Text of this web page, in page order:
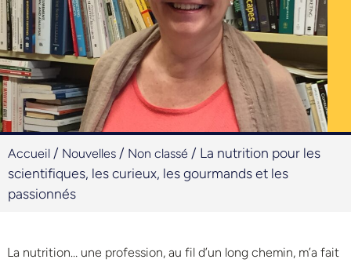
Accueil / Nouvelles / Non classé / La nutrition pour les
scientifiques, les curieux, les gourmands et les
passionnés
La nutrition… une profession, au fil d’un long chemin, m’a fait